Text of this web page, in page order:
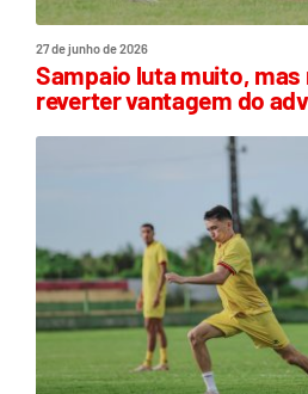
27 de junho de 2026
Sampaio luta muito, mas
reverter vantagem do